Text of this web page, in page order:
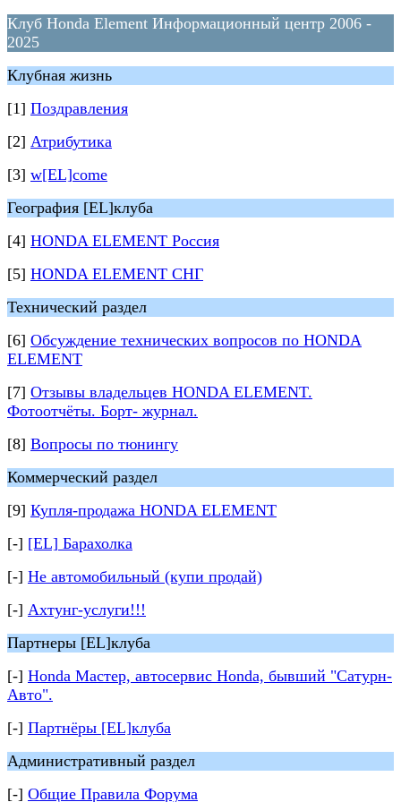
Клуб Honda Element Информационный центр 2006 -
2025
Клубная жизнь
[1] Поздравления
[2] Атрибутика
[3] w[EL]come
География [EL]клуба
[4] HONDA ELEMENT Россия
[5] HONDA ELEMENT СНГ
Технический раздел
[6] Обсуждение технических вопросов по HONDA
ELEMENT
[7] Отзывы владельцев HONDA ELEMENT.
Фотоотчёты. Борт- журнал.
[8] Вопросы по тюнингу
Коммерческий раздел
[9] Купля-продажа HONDA ELEMENT
[-] [EL] Барахолка
[-] Не автомобильный (купи продай)
[-] Ахтунг-услуги!!!
Партнеры [EL]клуба
[-] Honda Мастер, автосервис Honda, бывший "Сатурн-
Авто".
[-] Партнёры [EL]клуба
Административный раздел
[-] Общие Правила Форума